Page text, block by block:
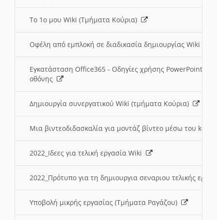
Το 1ο μου Wiki (Τμήματα Κούρια)
Οφέλη από εμπλοκή σε διαδικασία δημιουργίας Wiki
Εγκατάσταση Office365 - Οδηγίες χρήσης PowerPoint
οθόνης
Δημιουργία συνεργατικού Wiki (τμήματα Κούρια)
Μια βιντεοδιδασκαλία για μοντάζ βίντεο μέσω του
2022_Ιδεες για τελική εργασία Wiki
2022_Πρότυπο για τη δημιουργια σεναριου τελικής
Υποβολή μικρής εργασίας (Τμήματα Ραγάζου)